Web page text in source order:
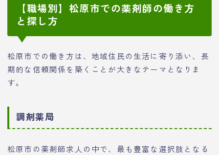
【職場別】松原市での薬剤師の働き方
と探し方
松原市での働き方は、地域住民の生活に寄り添い、長
期的な信頼関係を築くことが大きなテーマとなりま
す。
調剤薬局
松原市の薬剤師求人の中で、最も豊富な選択肢となる